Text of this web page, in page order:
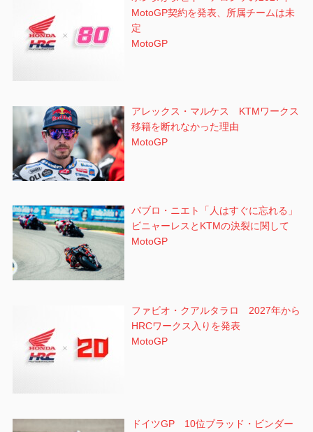
MotoGP契約を発表、所属チームは未
定
MotoGP
アレックス・マルケス KTMワークス
移籍を断れなかった理由
MotoGP
パブロ・ニエト「人はすぐに忘れる」
ビニャーレスとKTMの決裂に関して
MotoGP
ファビオ・クアルタラロ 2027年から
HRCワークス入りを発表
MotoGP
ドイツGP 10位ブラッド・ビンダー